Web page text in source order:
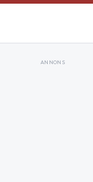
ANNONS